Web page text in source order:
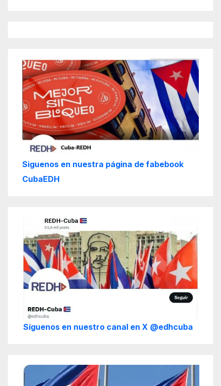
Siguenos en nuestra página de fabebook
CubaEDH
Síguenos en nuestro canal en X @edhcuba